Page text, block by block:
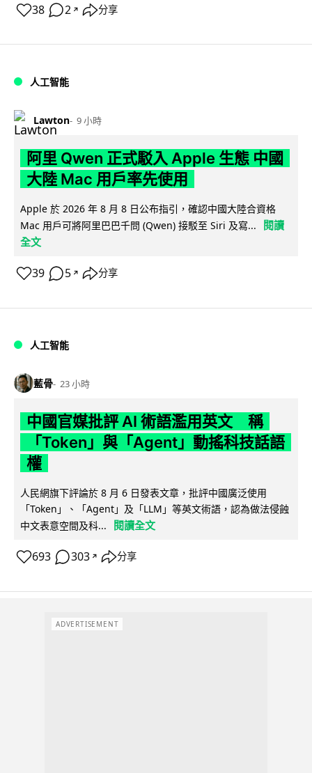
38 2 ↗ 分享
人工智能
Lawton 9 小時
阿里 Qwen 正式駁入 Apple 生態 中國
大陸 Mac 用戶率先使用
Apple 於 2026 年 8 月 8 日公布指引，確認中國大陸合資格
Mac 用戶可將阿里巴巴千問 (Qwen) 接駁至 Siri 及寫...
閱讀
全文
39 5 ↗ 分享
人工智能
藍骨 23 小時
中國官媒批評 AI 術語濫用英文 稱
「Token」與「Agent」動搖科技話語
權
人民網旗下評論於 8 月 6 日發表文章，批評中國廣泛使用
「Token」、「Agent」及「LLM」等英文術語，認為做法侵蝕
中文表意空間及科...
閱讀全文
693 303 ↗ 分享
ADVERTISEMENT